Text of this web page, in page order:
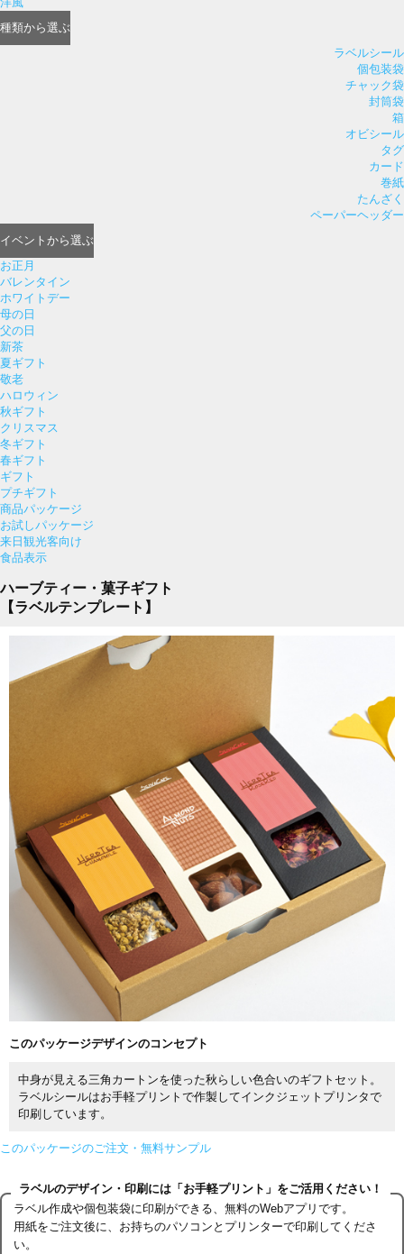
種類から選ぶ
ラベルシール
個包装袋
チャック袋
封筒袋
箱
オビシール
タグ
カード
巻紙
たんざく
ペーパーヘッダー
イベント から選ぶ
お正月
バレンタイン
ホワイトデー
母の日
父の日
新茶
夏ギフト
敬老
ハロウィン
秋ギフト
クリスマス
冬ギフト
春ギフト
ギフト
プチギフト
商品パッケージ
お試しパッケージ
来日観光客向け
食品表示
ハーブティー・菓子ギフト
【ラベルテンプレート】
このパッケージデザインのコンセプト
中身が見える三角カートンを使った秋らしい色合いのギフトセット。
ラベルシールはお手軽プリントで作製してインクジェットプリンタで
印刷しています。
このパッケージのご注文・無料サンプル
ラベルのデザイン・印刷には「お手軽プリント」をご活用ください！
ラベル作成や個包装袋に印刷ができる、無料のWebアプリです。
用紙をご注文後に、お持ちのパソコンとプリンターで印刷してくださ
い。